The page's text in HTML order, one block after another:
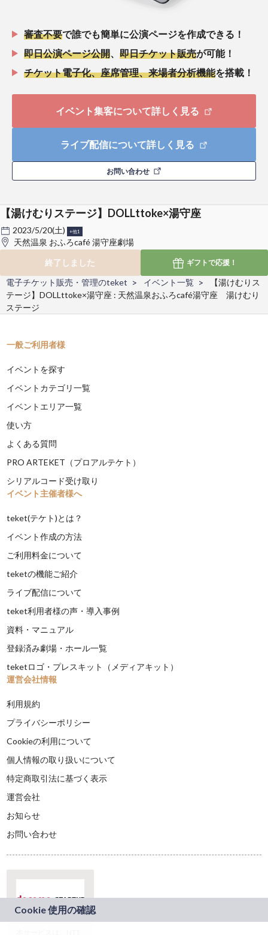
審査不要で誰でも簡単に公演ページを作成できる！
即日公演ページ公開
即日チケット販売が可能！
チケット電子化、座席管理、来場者分析機能を搭載！
イベント集客について詳しく見る
ライブ配信について詳しく見る
お問い合わせ
【湯けむりステージ】DOLLttoke×湯守座
2023/5/20(土) +他1
天然温泉 おふろcafé 湯守座劇場
終了しました
ギフトで応援！
電子チケット販売・管理のteket イベント一覧
【湯けむりス
テージ】DOLLttoke×湯守座 : 天然温泉おふろcafé湯守座 湯けむり
ステージ
一般ご利用者様
イベントを探す
イベントカテゴリ一覧
イベントエリア一覧
使い方
よくある質問
PRO ARTEKET（プロアルテケト）
シリアルコード受け取り
イベント主催者様へ
teket(テケト)とは？
イベント作成の方法
ご利用料金について
teketの機能ご紹介
ライブ配信について
teket利用者様の声・導入事例
資料・マニュアル
登録済み劇場・ホール一覧
teketロゴ・プレスキット（メディアキット）
運営会社情報
利用規約
プライバシーポリシー
Cookieの利用について
個人情報の取り扱いについて
特定商取引法に基づく表示
運営会社
お知らせ
お問い合わせ